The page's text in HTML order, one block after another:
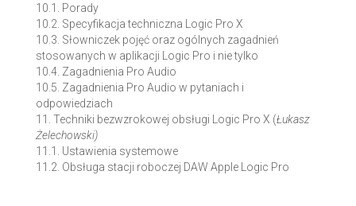
10.1. Porady
10.2. Specyfikacja techniczna Logic Pro X
10.3. Słowniczek pojęć oraz ogólnych zagadnień
stosowanych w aplikacji Logic Pro i nie tylko
10.4. Zagadnienia Pro Audio
10.5. Zagadnienia Pro Audio w pytaniach i
odpowiedziach
11. Techniki bezwzrokowej obsługi Logic Pro X (Łukasz
Żelechowski)
11.1. Ustawienia systemowe
11.2. Obsługa stacji roboczej DAW Apple Logic Pro